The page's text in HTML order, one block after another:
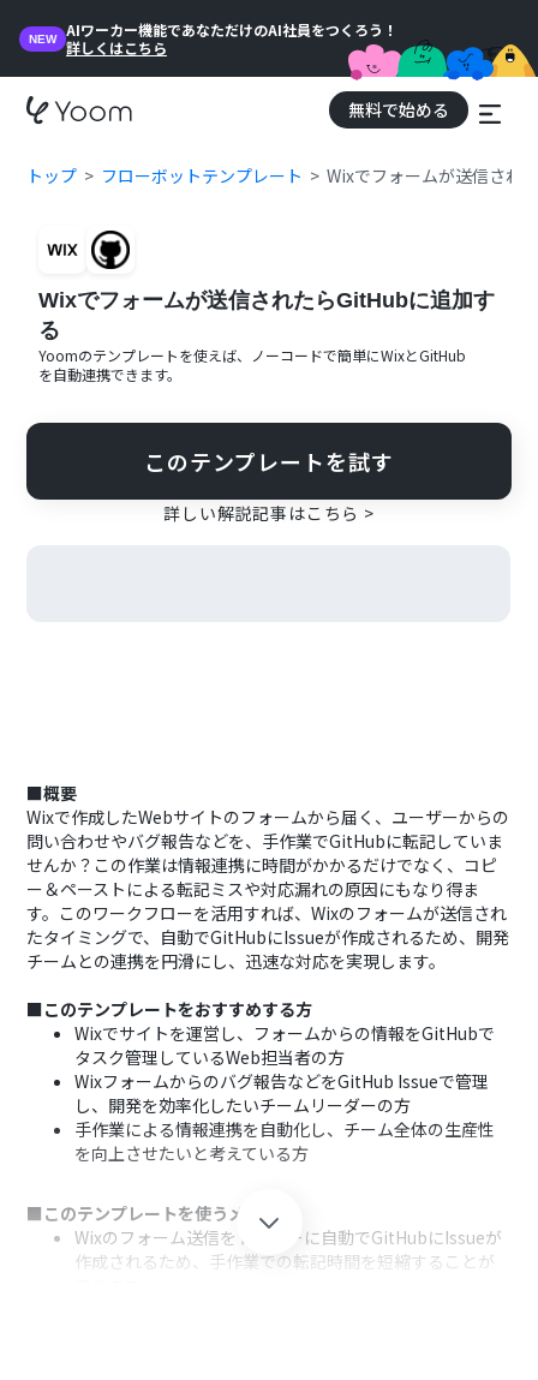
NEW
AIワーカー機能であなただけのAI社員をつくろう！
詳しくはこちら
無料で始める
トップ フローボットテンプレート Wixでフォームが送信され
Wixでフォームが送信されたらGitHubに追加す
る
Yoomのテンプレートを使えば、ノーコードで簡単にWixとGitHub
を自動連携できます。
このテンプレートを試す
詳しい解説記事はこちら >
■概要
Wixで作成したWebサイトのフォームから届く、ユーザーからの
問い合わせやバグ報告などを、手作業でGitHubに転記していま
せんか？この作業は情報連携に時間がかかるだけでなく、コピ
ー＆ペーストによる転記ミスや対応漏れの原因にもなり得ま
す。このワークフローを活用すれば、Wixのフォームが送信され
たタイミングで、自動でGitHubにIssueが作成されるため、開発
チームとの連携を円滑にし、迅速な対応を実現します。
■このテンプレートをおすすめする方
Wixでサイトを運営し、フォームからの情報をGitHubで
タスク管理しているWeb担当者の方
Wixフォームからのバグ報告などをGitHub Issueで管理
し、開発を効率化したいチームリーダーの方
手作業による情報連携を自動化し、チーム全体の生産性
を向上させたいと考えている方
■このテンプレートを使うメリット
Wixのフォーム送信をトリガーに自動でGitHubにIssueが
作成されるため、手作業での転記時間を短縮することが